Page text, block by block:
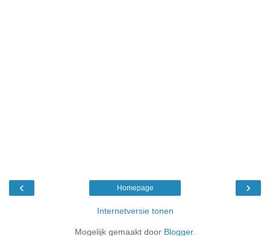
‹ ›
Homepage
Internetversie tonen
Mogelijk gemaakt door Blogger.